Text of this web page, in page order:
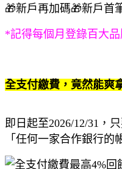
🎁新戶再加碼🎁新戶首
*記得每個月登錄百大
全支付繳費，竟然能爽
即日起至2026/12/31，
「任何一家合作銀行的